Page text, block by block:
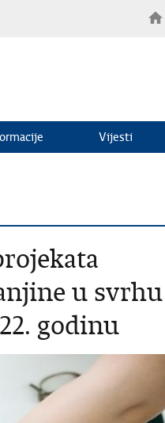
Vijesti
u svrhu
godinu